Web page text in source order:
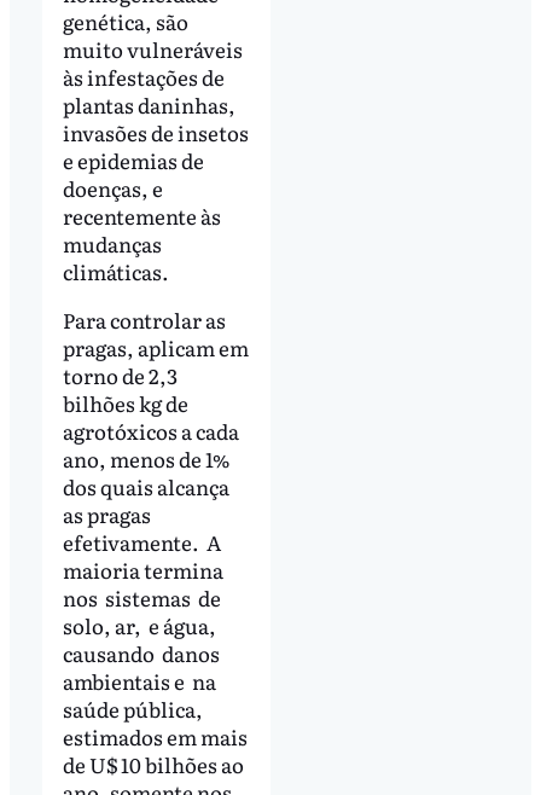
genética, são
muito vulneráveis
às infestações de
plantas daninhas,
invasões de insetos
e epidemias de
doenças, e
recentemente às
mudanças
climáticas.
Para controlar as
pragas, aplicam em
torno de 2,3
bilhões kg de
agrotóxicos a cada
ano, menos de 1%
dos quais alcança
as pragas
efetivamente. A
maioria termina
nos sistemas de
solo, ar, e água,
causando danos
ambientais e na
saúde pública,
estimados em mais
de U$ 10 bilhões ao